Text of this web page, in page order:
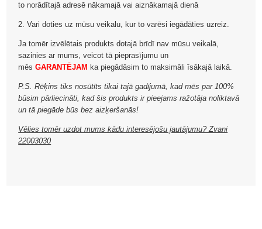
to norādītajā adresē nākamajā vai aiznākamajā dienā
2. Vari doties uz mūsu veikalu, kur to varēsi iegādāties uzreiz.
Ja tomēr izvēlētais produkts dotajā brīdī nav mūsu veikalā,
sazinies ar mums, veicot tā pieprasījumu un
mēsGARANTĒJAM ka piegādāsim to maksimāli īsākajā laikā.
P.S. Rēķins tiks nosūtīts tikai tajā gadījumā, kad mēs par 100%
būsim pārliecināti, kad šis produkts ir pieejams ražotāja noliktavā
un tā piegāde būs bez aizķeršanās!
Vēlies tomēr uzdot mums kādu interesējošu jautājumu? Zvani
22003030